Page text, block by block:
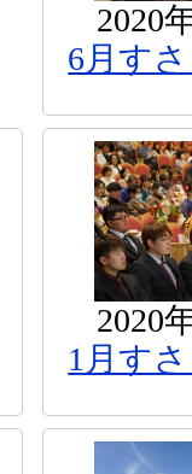
2020
6月す
2020
1月す